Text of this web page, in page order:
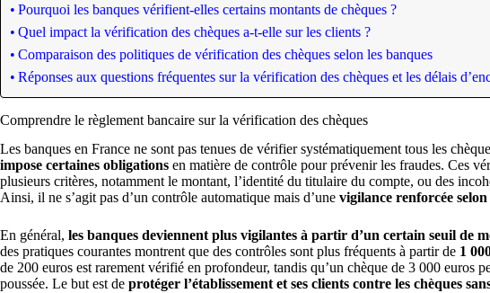
Pourquoi les banques vérifient-elles certains montants de chèques ?
Quel impact la vérification des chèques a-t-elle sur les clients ?
Comparaison des politiques de vérification des chèques selon les banques
Réponses aux questions fréquentes sur la vérification des chèques et les délais
Comprendre le règlement bancaire sur la vérification des chèques
Les banques en France ne sont pas tenues de vérifier systématiquement tous les
impose certaines obligations en matière de contrôle pour prévenir les fraudes. Ces
plusieurs critères, notamment le montant, l’identité du titulaire du compte, ou des
Ainsi, il ne s’agit pas d’un contrôle automatique mais d’une vigilance renforcée
En général, les banques deviennent plus vigilantes à partir d’un certain seuil de
des pratiques courantes montrent que des contrôles sont plus fréquents à partir de 1
de 200 euros est rarement vérifié en profondeur, tandis qu’un chèque de 3 000 euros
poussée. Le but est de protéger l’établissement et ses clients contre les chèques